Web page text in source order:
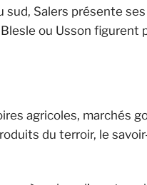
Salers présente
ou Usson figurent
agricoles, marchés
du terroir, le